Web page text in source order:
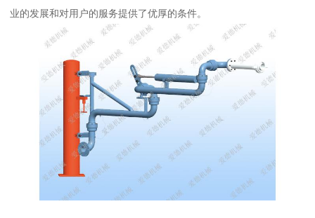
业的发展和对用户的服务提供了优厚的条件。